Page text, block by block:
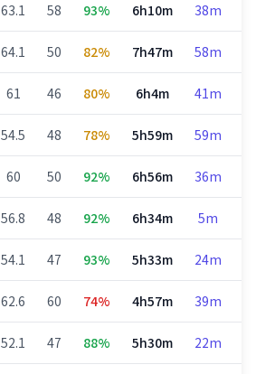
63.1 58 93% 6h10m 38m
64.1 50 82% 7h47m 58m
61 46 80% 6h4m 41m
54.5 48 78% 5h59m 59m
60 50 92% 6h56m 36m
56.8 48 92% 6h34m 5m
54.1 47 93% 5h33m 24m
62.6 60 74% 4h57m 39m
52.1 47 88% 5h30m 22m